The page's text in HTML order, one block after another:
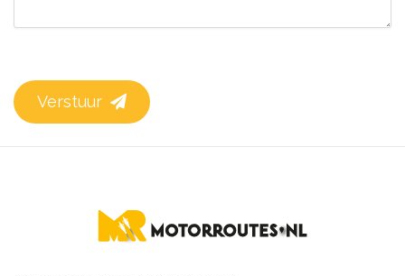
Verstuur